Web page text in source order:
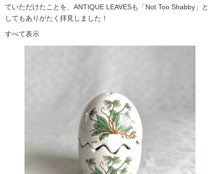
ていただけたことを、ANTIQUE LEAVESも「Not Too Shabby」と
してもありがたく拝見しました！
すべて表示